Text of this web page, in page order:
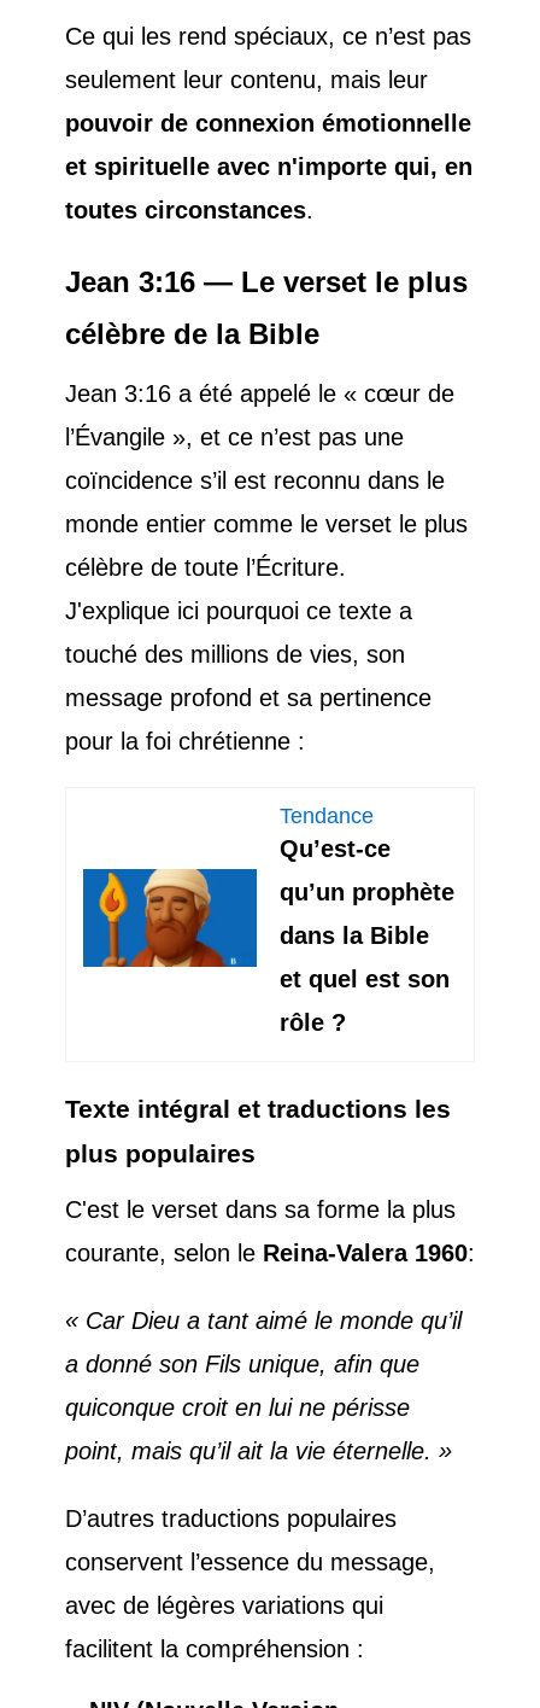
Ce qui les rend spéciaux, ce n’est pas
seulement leur contenu, mais leur
pouvoir de connexion émotionnelle
et spirituelle avec n'importe qui, en
toutes circonstances.
Jean 3:16 — Le verset le plus
célèbre de la Bible
Jean 3:16 a été appelé le « cœur de
l’Évangile », et ce n’est pas une
coïncidence s’il est reconnu dans le
monde entier comme le verset le plus
célèbre de toute l’Écriture.
J'explique ici pourquoi ce texte a
touché des millions de vies, son
message profond et sa pertinence
pour la foi chrétienne :
Tendance
Qu’est-ce
qu’un prophète
dans la Bible
et quel est son
rôle ?
Texte intégral et traductions les
plus populaires
C'est le verset dans sa forme la plus
courante, selon le Reina-Valera 1960:
« Car Dieu a tant aimé le monde qu’il
a donné son Fils unique, afin que
quiconque croit en lui ne périsse
point, mais qu’il ait la vie éternelle. »
D’autres traductions populaires
conservent l’essence du message,
avec de légères variations qui
facilitent la compréhension :